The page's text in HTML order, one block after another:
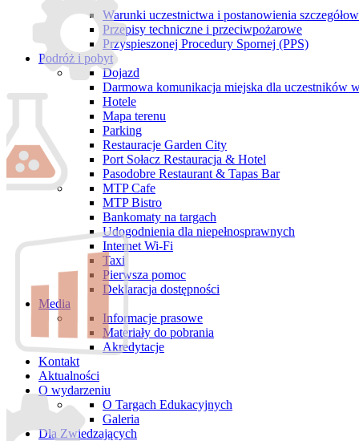
Warunki uczestnictwa i postanowienia
Przepisy techniczne i przeciwpożarowe
Przyspieszonej Procedury Spornej (PPS)
Podróż i pobyt
Dojazd
Darmowa komunikacja miejska dla uczestników
Hotele
Mapa terenu
Parking
Restauracje Garden City
Port Sołacz Restauracja & Hotel
Pasodobre Restaurant & Tapas Bar
MTP Cafe
MTP Bistro
Bankomaty na targach
Udogodnienia dla niepełnosprawnych
Internet Wi-Fi
Taxi
Pierwsza pomoc
Deklaracja dostępności
Media
Informacje prasowe
Materiały do pobrania
Akredytacje
Kontakt
Aktualności
O wydarzeniu
O Targach Edukacyjnych
Galeria
Dla Zwiedzających